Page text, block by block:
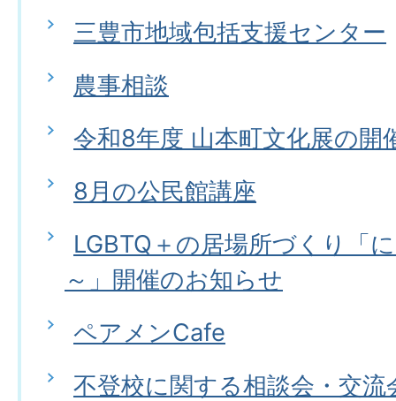
三豊市地域包括支援センター
農事相談
令和8年度 山本町文化展の開
8月の公民館講座
LGBTQ＋の居場所づくり「
～」開催のお知らせ
ペアメンCafe
不登校に関する相談会・交流